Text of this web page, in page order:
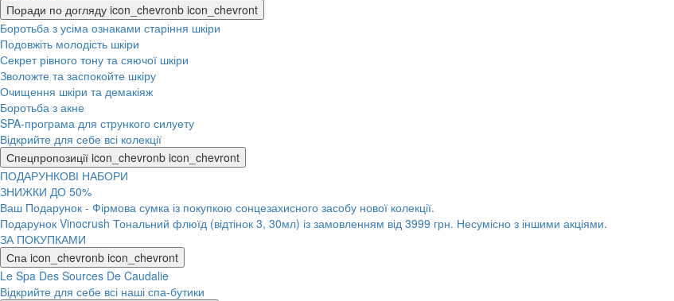
Поради по догляду icon_chevronb icon_chevront
Боротьба з усіма ознаками старіння шкіри
Подовжіть молодість шкіри
Секрет рівного тону та сяючої шкіри
Зволожте та заспокойте шкіру
Очищення шкіри та демакіяж
Боротьба з акне
SPA-програма для стрункого силуету
Відкрийте для себе всі колекції
Спецпропозиції icon_chevronb icon_chevront
ПОДАРУНКОВІ НАБОРИ
ЗНИЖКИ ДО 50%
Ваш Подарунок - Фірмова сумка із покупкою сонцезахисного засобу нової колекції.
Подарунок Vinocrush Тональний флюїд (відтінок 3, 30мл) із замовленням від 3999 грн. Несумісно з іншими акціями.
ЗА ПОКУПКАМИ
Спа icon_chevronb icon_chevront
Le Spa Des Sources De Caudalie
Відкрийте для себе всі наші спа-бутики